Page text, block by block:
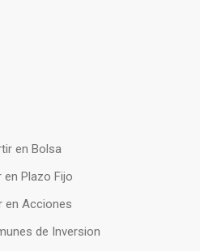
en Bolsa
en Plazo Fijo
en Acciones
de Inversion